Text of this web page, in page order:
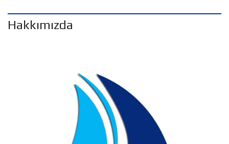
Hakkımızda